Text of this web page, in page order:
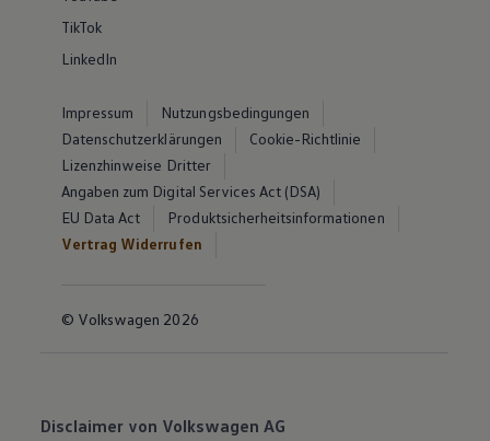
TikTok
LinkedIn
Impressum
Nutzungsbedingungen
Datenschutzerklärungen
Cookie-Richtlinie
Lizenzhinweise Dritter
Angaben zum Digital Services Act (DSA)
EU Data Act
Produktsicherheitsinformationen
Vertrag Widerrufen
© Volkswagen 2026
Disclaimer von Volkswagen AG